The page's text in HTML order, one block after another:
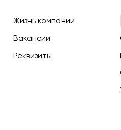
Жизнь компании
Вакансии
Реквизиты